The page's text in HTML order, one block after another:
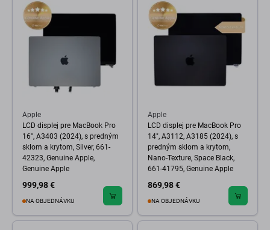
Apple
LCD displej pre MacBook Pro
16", A3403 (2024), s predným
sklom a krytom, Silver, 661-
42323, Genuine Apple,
Genuine Apple
999,98 €
NA OBJEDNÁVKU
Apple
LCD displej pre MacBook Pro
14", A3112, A3185 (2024), s
predným sklom a krytom,
Nano-Texture, Space Black,
661-41795, Genuine Apple
869,98 €
NA OBJEDNÁVKU